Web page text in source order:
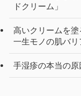
ドクリーム」
高いクリームを塗
一生モノの肌バリ
手湿疹の本当の